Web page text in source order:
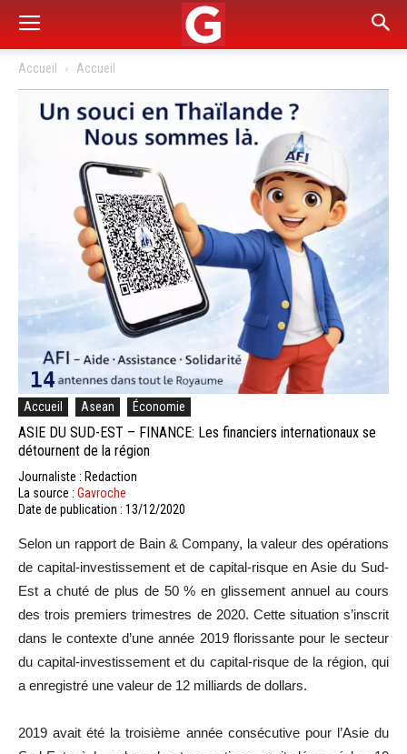
Accueil Accueil
Accueil Asean Économie
ASIE DU SUD-EST – FINANCE: Les financiers internationaux se
détournent de la région
Journaliste : Redaction
La source : Gavroche
Date de publication : 13/12/2020
Selon un rapport de Bain & Company, la valeur des opérations
de capital-investissement et de capital-risque en Asie du Sud-
Est a chuté de plus de 50 % en glissement annuel au cours
des trois premiers trimestres de 2020. Cette situation s’inscrit
dans le contexte d’une année 2019 florissante pour le secteur
du capital-investissement et du capital-risque de la région, qui
a enregistré une valeur de 12 milliards de dollars.
2019 avait été la troisième année consécutive pour l’Asie du